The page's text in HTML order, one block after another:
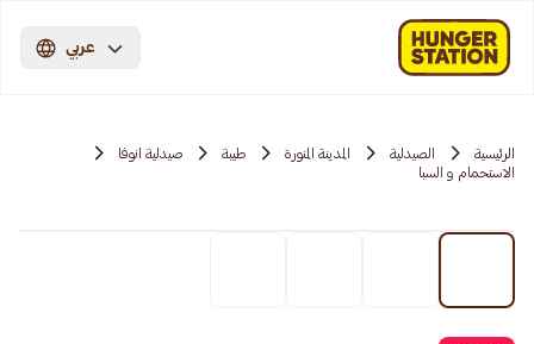
عربي
الرئيسية الصيدلية المدينة المنورة طيبة
صيدلية انوفا
الاستحمام و السبا